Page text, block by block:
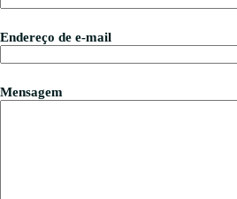
Endereço de e-mail
Mensagem